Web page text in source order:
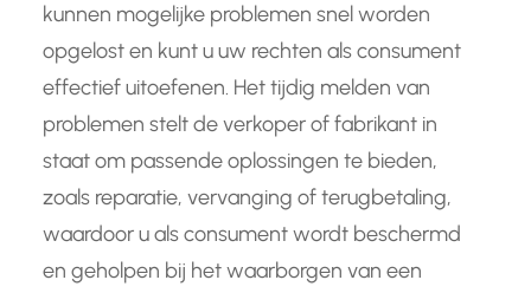
kunnen mogelijke problemen snel worden
opgelost en kunt u uw rechten als consument
effectief uitoefenen. Het tijdig melden van
problemen stelt de verkoper of fabrikant in
staat om passende oplossingen te bieden,
zoals reparatie, vervanging of terugbetaling,
waardoor u als consument wordt beschermd
en geholpen bij het waarborgen van een